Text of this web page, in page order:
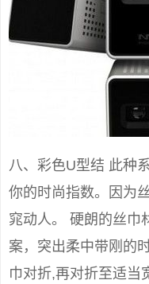
八、彩色U型结 此种
你的时尚指数。因为
窕动人。 硬朗的丝巾
案，突出柔中带刚的
巾对折,再对折至适当